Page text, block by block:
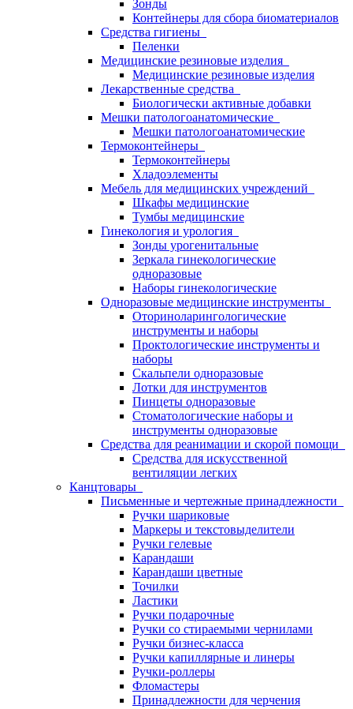
Зонды
Контейнеры для сбора биоматериалов
Средства гигиены
Пеленки
Медицинские резиновые изделия
Медицинские резиновые изделия
Лекарственные средства
Биологически активные добавки
Мешки патологоанатомические
Мешки патологоанатомические
Термоконтейнеры
Термоконтейнеры
Хладоэлементы
Мебель для медицинских учреждений
Шкафы медицинские
Тумбы медицинские
Гинекология и урология
Зонды урогенитальные
Зеркала гинекологические
одноразовые
Наборы гинекологические
Одноразовые медицинские инструменты
Оториноларингологические
инструменты и наборы
Проктологические инструменты и
наборы
Скальпели одноразовые
Лотки для инструментов
Пинцеты одноразовые
Стоматологические наборы и
инструменты одноразовые
Средства для реанимации и скорой помощи
Средства для искусственной
вентиляции легких
Канцтовары
Письменные и чертежные принадлежности
Ручки шариковые
Маркеры и текстовыделители
Ручки гелевые
Карандаши
Карандаши цветные
Точилки
Ластики
Ручки подарочные
Ручки со стираемыми чернилами
Ручки бизнес-класса
Ручки капиллярные и линеры
Ручки-роллеры
Фломастеры
Принадлежности для черчения